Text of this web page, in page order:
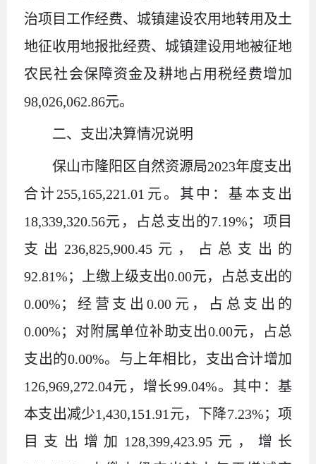
治项目工作经费、城镇建设农用地转用及土
地征收用地报批经费、城镇建设用地被征地
农民社会保障资金及耕地占用税经费增加
98,026,062.86元。
二、支出决算情况说明
保山市隆阳区自然资源局2023年度支出
合计255,165,221.01元。其中：基本支出
18,339,320.56元，占总支出的7.19%；项目
支出236,825,900.45元，占总支出的
92.81%；上缴上级支出0.00元，占总支出的
0.00%；经营支出0.00元，占总支出的
0.00%；对附属单位补助支出0.00元，占总
支出的0.00%。与上年相比，支出合计增加
126,969,272.04元，增长99.04%。其中：基
本支出减少1,430,151.91元，下降7.23%；项
目支出增加128,399,423.95元，增长